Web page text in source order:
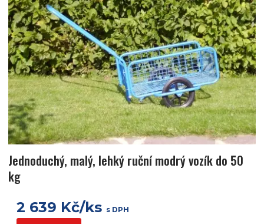
Jednoduchý, malý, lehký ruční modrý vozík do 50
kg
2 639 Kč/ks s DPH